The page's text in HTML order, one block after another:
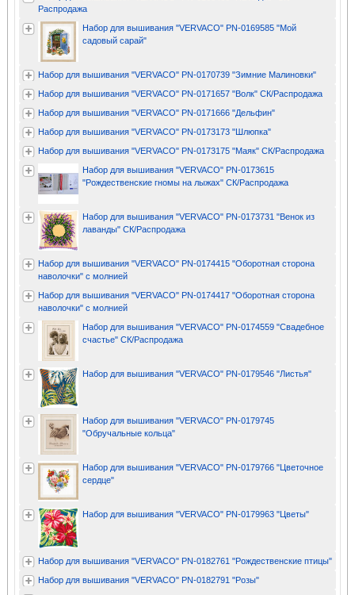
Распродажа
Набор для вышивания "VERVACO" PN-0169585 "Мой
садовый сарай"
Набор для вышивания "VERVACO" PN-0170739 "Зимние Малиновки"
Набор для вышивания "VERVACO" PN-0171657 "Волк" СК/Распродажа
Набор для вышивания "VERVACO" PN-0171666 "Дельфин"
Набор для вышивания "VERVACO" PN-0173173 "Шлюпка"
Набор для вышивания "VERVACO" PN-0173175 "Маяк" СК/Распродажа
Набор для вышивания "VERVACO" PN-0173615
"Рождественские гномы на лыжах" СК/Распродажа
Набор для вышивания "VERVACO" PN-0173731 "Венок из
лаванды" СК/Распродажа
Набор для вышивания "VERVACO" PN-0174415 "Оборотная сторона
наволочки" с молнией
Набор для вышивания "VERVACO" PN-0174417 "Оборотная сторона
наволочки" с молнией
Набор для вышивания "VERVACO" PN-0174559 "Свадебное
счастье" СК/Распродажа
Набор для вышивания "VERVACO" PN-0179546 "Листья"
Набор для вышивания "VERVACO" PN-0179745
"Обручальные кольца"
Набор для вышивания "VERVACO" PN-0179766 "Цветочное
сердце"
Набор для вышивания "VERVACO" PN-0179963 "Цветы"
Набор для вышивания "VERVACO" PN-0182761 "Рождественские птицы"
Набор для вышивания "VERVACO" PN-0182791 "Розы"